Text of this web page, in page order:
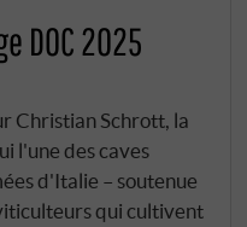
DOC 2025
Christian Schrott, la
l'une des caves
d'Italie – soutenue
qui cultivent